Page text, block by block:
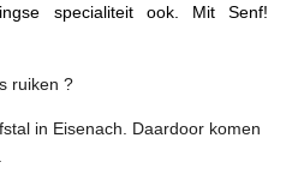
specialiteit ook. Mit Senf!
ruiken ?
in Eisenach. Daardoor komen